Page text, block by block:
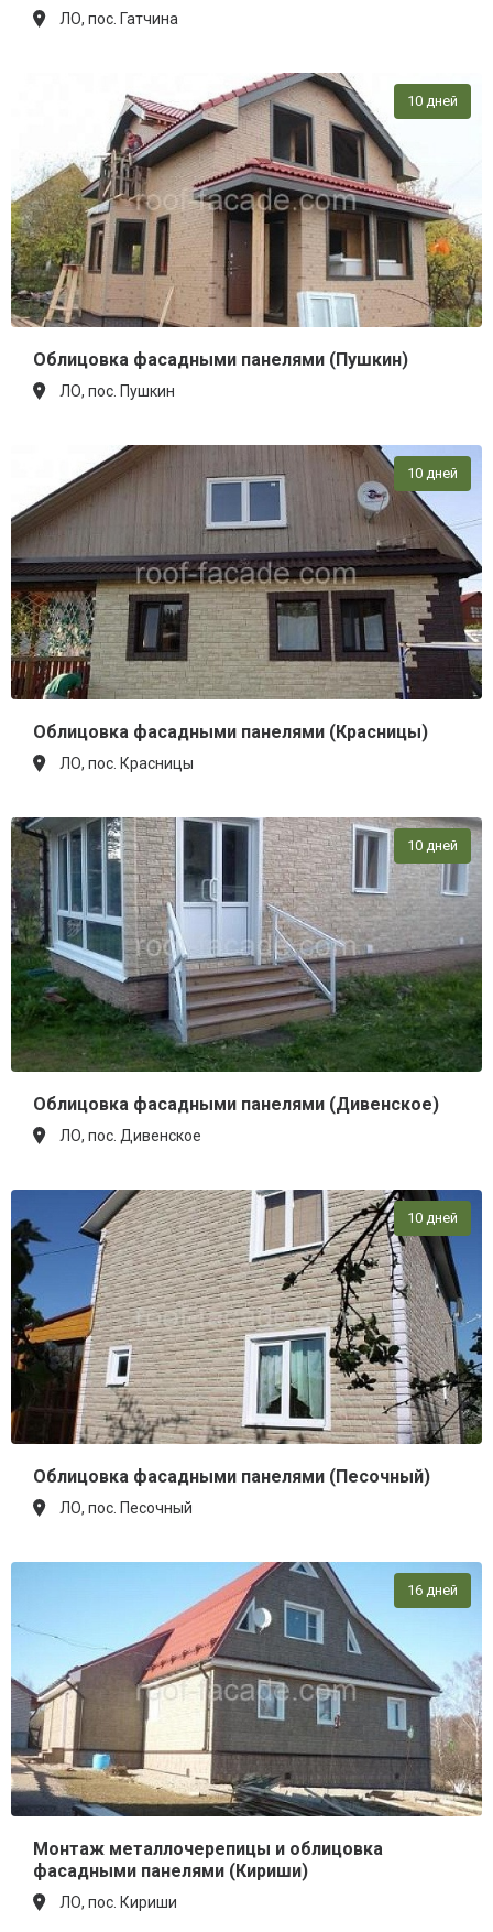
ЛО, пос. Гатчина
10 дней
Облицовка фасадными панелями (Пушкин)
ЛО, пос. Пушкин
10 дней
Облицовка фасадными панелями (Красницы)
ЛО, пос. Красницы
10 дней
Облицовка фасадными панелями (Дивенское)
ЛО, пос. Дивенское
10 дней
Облицовка фасадными панелями (Песочный)
ЛО, пос. Песочный
16 дней
Монтаж металлочерепицы и облицовка
фасадными панелями (Кириши)
ЛО, пос. Кириши